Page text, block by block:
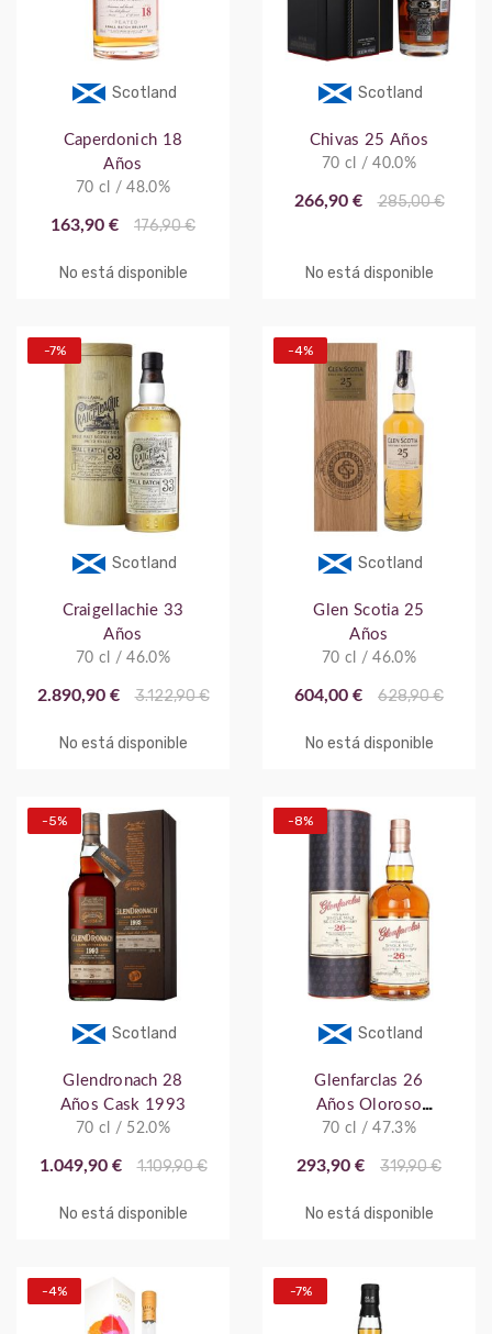
Scotland
Caperdonich 18
Años
70 cl / 48.0%
163,90 € 176,90 €
No está disponible
Scotland
Chivas 25 Años
70 cl / 40.0%
266,90 € 285,00 €
No está disponible
Scotland
-7%
Craigellachie 33
Años
70 cl / 46.0%
2.890,90 € 3.122,90 €
No está disponible
Scotland
-4%
Glen Scotia 25
Años
70 cl / 46.0%
604,00 € 628,90 €
No está disponible
Scotland
-5%
Glendronach 28
Años Cask 1993
70 cl / 52.0%
1.049,90 € 1.109,90 €
No está disponible
Scotland
-8%
Glenfarclas 26
Años Oloroso
Sherry Cask
70 cl / 47.3%
293,90 € 319,90 €
No está disponible
-4% -7%